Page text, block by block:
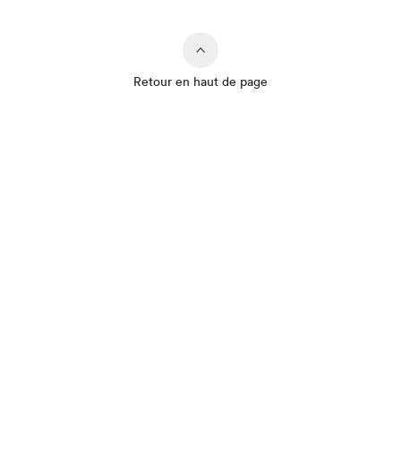
Que cherchez-vous?
Retour en haut de page